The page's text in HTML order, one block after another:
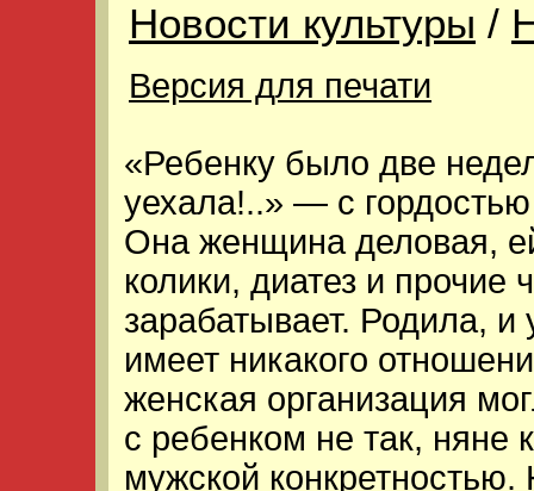
Новости культуры /
Версия для печати
«Ребенку было две
уехала!..» — с
Она женщина деловая,
колики, диатез и прочие
зарабатывает. Родила,
имеет никакого
женская организация
с ребенком не так, няне
мужской